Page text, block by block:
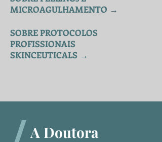
MICROAGULHAMENTO →
SOBRE PROTOCOLOS
PROFISSIONAIS
SKINCEUTICALS →
A Doutora